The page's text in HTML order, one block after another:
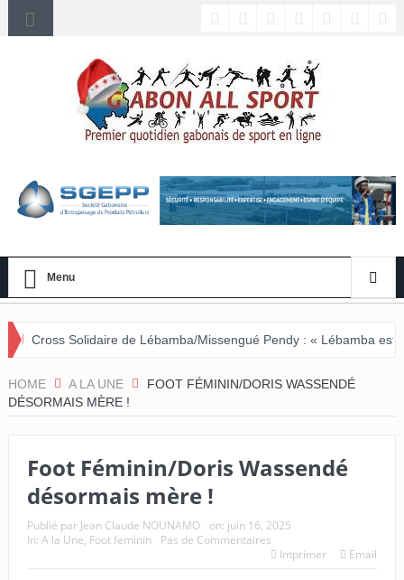
Menu
de Lébamba/Missengué Pendy : « Lébamba est prêt à accueillir ce
HOME A LA UNE
FOOT FÉMININ/DORIS WASSENDÉ
DÉSORMAIS MÈRE !
Foot Féminin/Doris Wassendé
désormais mère !
Publié par Jean Claude NOUNAMO on: juin 16, 2025
In: A la Une, Foot feminin
Pas de Commentaires
Imprimer
Email